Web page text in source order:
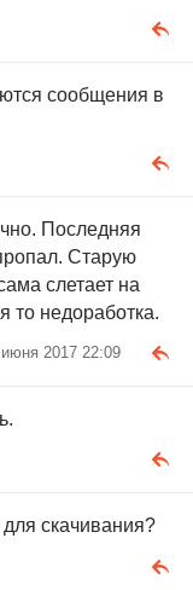
сообщения в
Последняя
Старую
слетает на
то недоработка.
2017 22:09
скачивания?